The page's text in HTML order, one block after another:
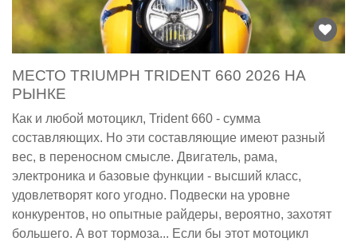
МЕСТО TRIUMPH TRIDENT 660 2026 НА
РЫНКЕ
Как и любой мотоцикл, Trident 660 - сумма
составляющих. Но эти составляющие имеют разный
вес, в переносном смысле. Двигатель, рама,
электроника и базовые функции - высший класс,
удовлетворят кого угодно. Подвески на уровне
конкурентов, но опытные райдеры, вероятно, захотят
большего. А вот тормоза... Если бы этот мотоцикл